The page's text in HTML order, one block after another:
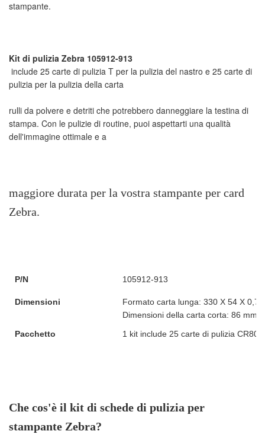
rulli da polvere e detriti che potrebbero danneggiare la testina di
stampa. Con le pulizie di routine, puoi aspettarti una qualità
maggiore durata per la vostra stampante per card
P/N 105912-913
Dimensioni
Formato carta lunga: 330 X 54 X
Dimensioni della carta corta: 86 mm
Pacchetto
1 kit include 25 carte di pulizia CR80
Che cos'è il kit di schede di pulizia per
stampante Zebra?